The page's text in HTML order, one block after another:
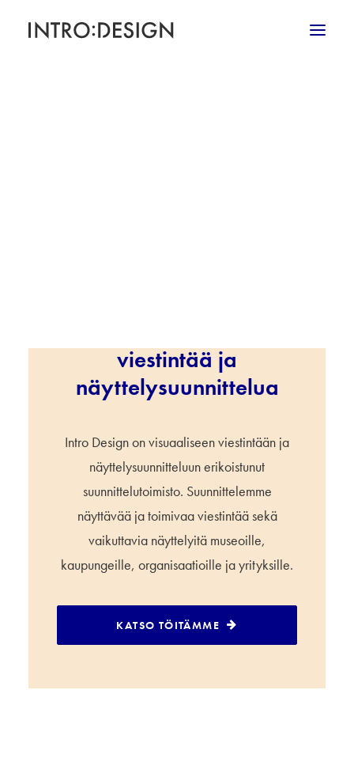
viestintää ja
näyttelysuunnittelua
Intro Design on visuaaliseen viestintään ja
näyttelysuunnitteluun erikoistunut
suunnittelutoimisto. Suunnittelemme
näyttävää ja toimivaa viestintää sekä
vaikuttavia näyttelyitä museoille,
kaupungeille, organisaatioille ja yrityksille.
KATSO TÖITÄMME